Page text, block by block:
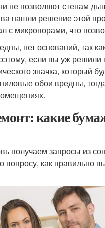
не позволяют стенам
нашли решение этой
с микропорами, что
нет оснований, так
если вы уж
значка, который
обои вредны,
какие
получаем запросы из
вопросу, как правильно